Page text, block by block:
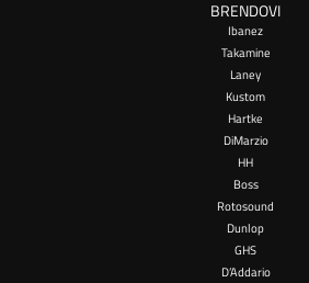
BRENDOVI
Ibanez
Takamine
Laney
Kustom
Hartke
DiMarzio
HH
Boss
Rotosound
Dunlop
GHS
D’Addario